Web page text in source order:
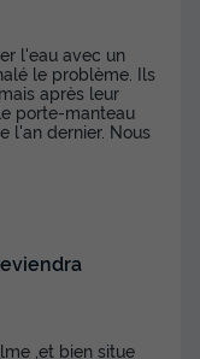
l'eau avec un
le problème. Ils
après leur
porte-manteau
l'an dernier. Nous
,et bien situe